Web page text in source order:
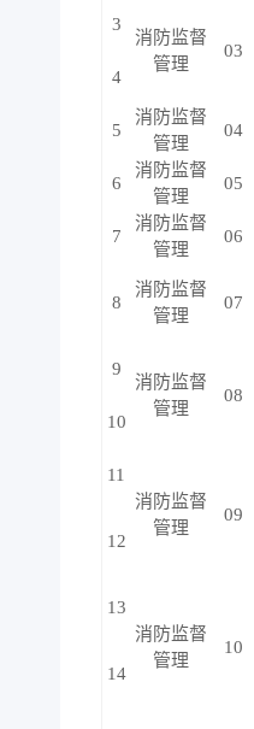
3
消防监督
管理
03
4
5
消防监督
管理
04
6
消防监督
管理
05
7
消防监督
管理
06
8
消防监督
管理
07
9
消防监督
管理
08
10
11
消防监督
管理
09
12
13
消防监督
管理
10
14